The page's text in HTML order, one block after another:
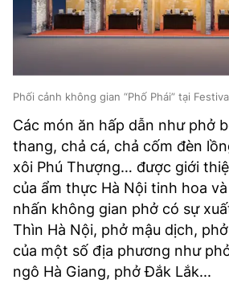
Phối cảnh không gian “Phố Phái” tại
Các món ăn hấp dẫn như phở
thang, chả cá, chả cốm đèn
xôi Phú Thượng… được giới
của ẩm thực Hà Nội tinh hoa
nhấn không gian phở có sự
Thìn Hà Nội, phở mậu dịch,
của một số địa phương như
ngô Hà Giang, phở Đắk Lắk...